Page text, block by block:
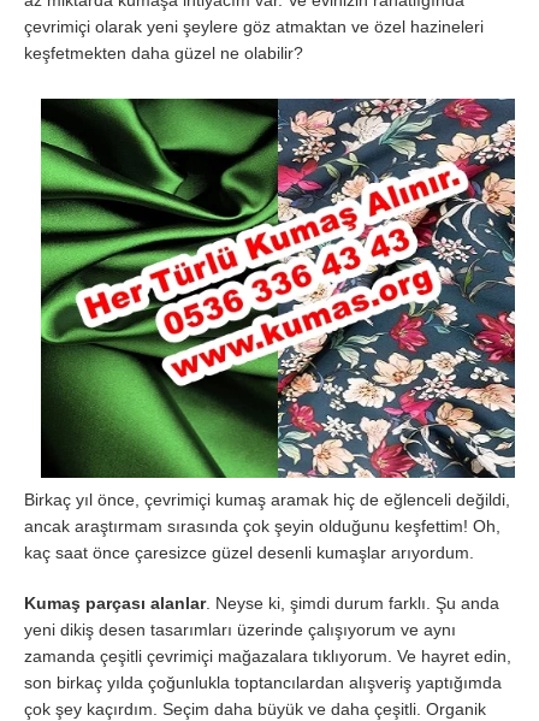
çevrimiçi olarak yeni şeylere göz atmaktan ve özel hazineleri
keşfetmekten daha güzel ne olabilir?
Birkaç yıl önce, çevrimiçi kumaş aramak hiç de eğlenceli değildi,
ancak araştırmam sırasında çok şeyin olduğunu keşfettim! Oh,
kaç saat önce çaresizce güzel desenli kumaşlar arıyordum.
Kumaş parçası alanlar. Neyse ki, şimdi durum farklı. Şu anda
yeni dikiş desen tasarımları üzerinde çalışıyorum ve aynı
zamanda çeşitli çevrimiçi mağazalara tıklıyorum. Ve hayret edin,
son birkaç yılda çoğunlukla toptancılardan alışveriş yaptığımda
çok şey kaçırdım. Seçim daha büyük ve daha çeşitli. Organik